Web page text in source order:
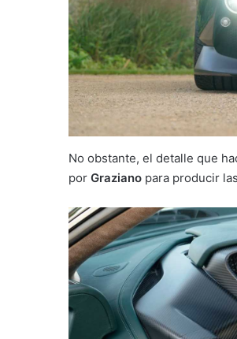
No obstante, el detalle que
por Graziano para producir